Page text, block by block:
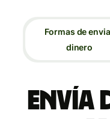
Formas de
dinero
Envía